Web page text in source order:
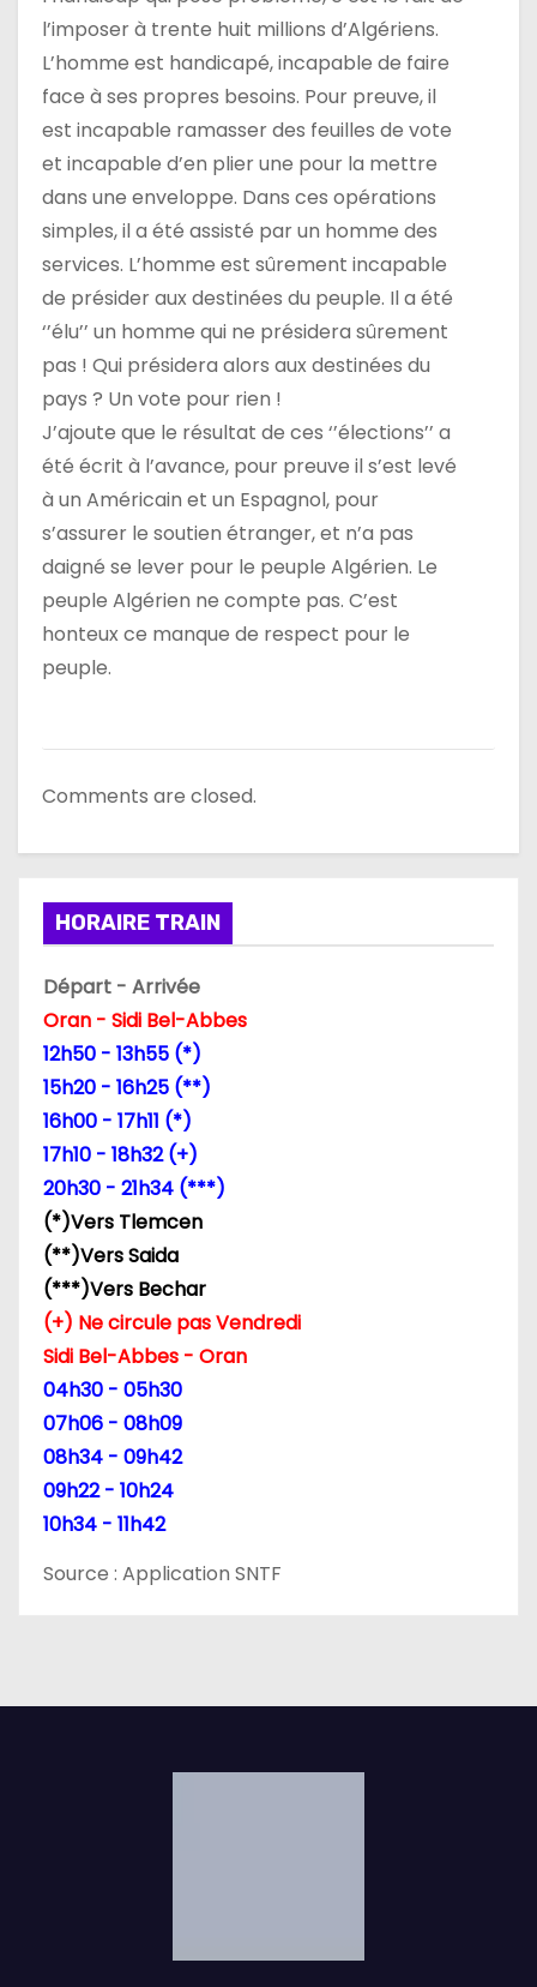
l’imposer à trente huit millions d’Algériens.
L’homme est handicapé, incapable de faire
face à ses propres besoins. Pour preuve, il
est incapable ramasser des feuilles de vote
et incapable d’en plier une pour la mettre
dans une enveloppe. Dans ces opérations
simples, il a été assisté par un homme des
services. L’homme est sûrement incapable
de présider aux destinées du peuple. Il a été
‘’élu’’ un homme qui ne présidera sûrement
pas ! Qui présidera alors aux destinées du
pays ? Un vote pour rien !
J’ajoute que le résultat de ces ‘’élections’’ a
été écrit à l’avance, pour preuve il s’est levé
à un Américain et un Espagnol, pour
s’assurer le soutien étranger, et n’a pas
daigné se lever pour le peuple Algérien. Le
peuple Algérien ne compte pas. C’est
honteux ce manque de respect pour le
peuple.
Comments are closed.
HORAIRE TRAIN
Départ - Arrivée
Oran - Sidi Bel-Abbes
12h50 - 13h55 (*)
15h20 - 16h25 (**)
16h00 - 17h11 (*)
17h10 - 18h32 (+)
20h30 - 21h34 (***)
(*)Vers Tlemcen
(**)Vers Saida
(***)Vers Bechar
(+) Ne circule pas Vendredi
Sidi Bel-Abbes - Oran
04h30 - 05h30
07h06 - 08h09
08h34 - 09h42
09h22 - 10h24
10h34 - 11h42
Source : Application SNTF